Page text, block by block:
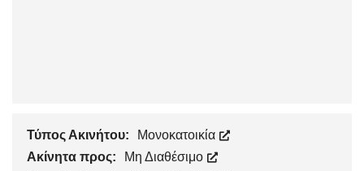
Τύπος Ακινήτου:
Μονοκατοικία
Ακίνητα προς:
Μη Διαθέσιμο